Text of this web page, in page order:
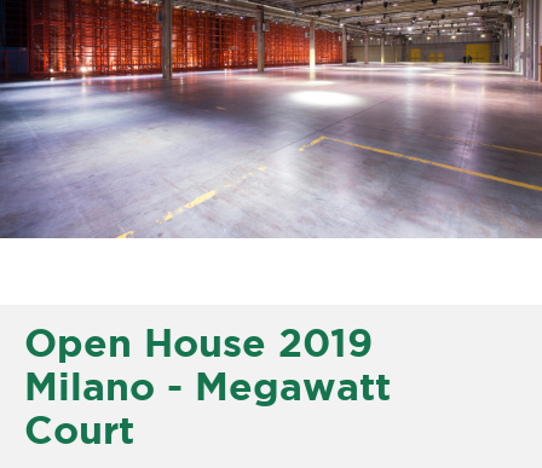
Open House 2019
Milano - Megawatt
Court